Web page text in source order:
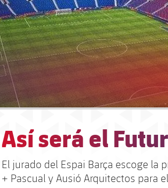
Así será el
El jurado del Espai Barça escoge la
+ Pascual y Ausió Arquitectos para